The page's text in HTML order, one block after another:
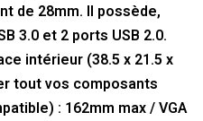
de 28mm. Il possède,
3.0 et 2 ports USB 2.0.
intérieur (38.5 x 21.5 x
tout vos composants
: 162mm max / VGA